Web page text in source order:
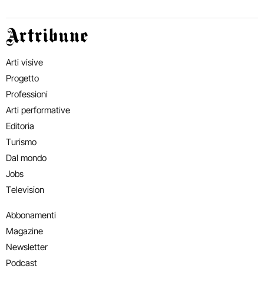
Artribune
Arti visive
Progetto
Professioni
Arti performative
Editoria
Turismo
Dal mondo
Jobs
Television
Abbonamenti
Magazine
Newsletter
Podcast